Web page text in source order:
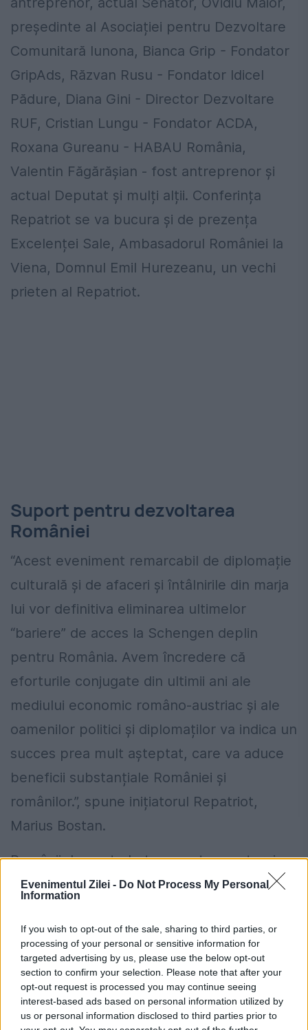
Evenimentul Zilei - Do Not Process My Personal
Information
If you wish to opt-out of the sale, sharing to third parties, or
processing of your personal or sensitive information for
targeted advertising by us, please use the below opt-out
section to confirm your selection. Please note that after your
opt-out request is processed you may continue seeing
interest-based ads based on personal information utilized by
us or personal information disclosed to third parties prior to
președinte al Asociației pentru Dezvoltare
Comunitară Iunona, Bianca Grip - Fondator
GripAds, Răzvan Rusu - Fondator Idicel
Pădure, Diana Gini - Director Dezvoltare
RUF, Cristian Lungu - Fondator ACDA,
Roxana Gureanu - HABAU România,
Valentin Făgărășian - fost antreprenor și
actual Deputat și mulți alții. Conferința
Repatriot se va bucura și de prezența
Excelenței Sale, Ambasadorul României la
Viena, Domnul Emil Hurezeanu, un vechi
prieten al Repatriot.
Suport pentru dezvoltarea
României
“Acest eveniment remarcabil de diplomație
culturală și de afaceri și întâlnirile din marja
lui vor definitiva eliminarea ultimelor
“bariere” de acces la Schengen deplin
pentru România. Avem încredere că
eforturile conjugate din ultimii ani ale
mediului economic româno-austriac și ale
oamenilor politici și diplomaților va indica un
succes prea mult așteptat, care va aduce
beneficii substanțiale României și
românilor.”, spune inițiatorul Repatriot,
Marius Bostan.
Românii de peste hotare sunt un puternic
suport pentru dezvoltarea României, prin
cunoștințele și expertiza transferată sau
prin promovarea produselor și serviciilor
românești și a țării noastre în străinătate.
Mai multe despre evenimentele Repatriot,